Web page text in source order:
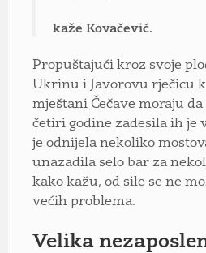
kaže Kovačević.
Propuštajući kroz svoje
Ukrinu i Javorovu rječicu
mještani Čečave moraju
četiri godine zadesila ih je
je odnijela nekoliko
unazadila selo bar za
kako kažu, od sile se ne
većih problema.
Velika